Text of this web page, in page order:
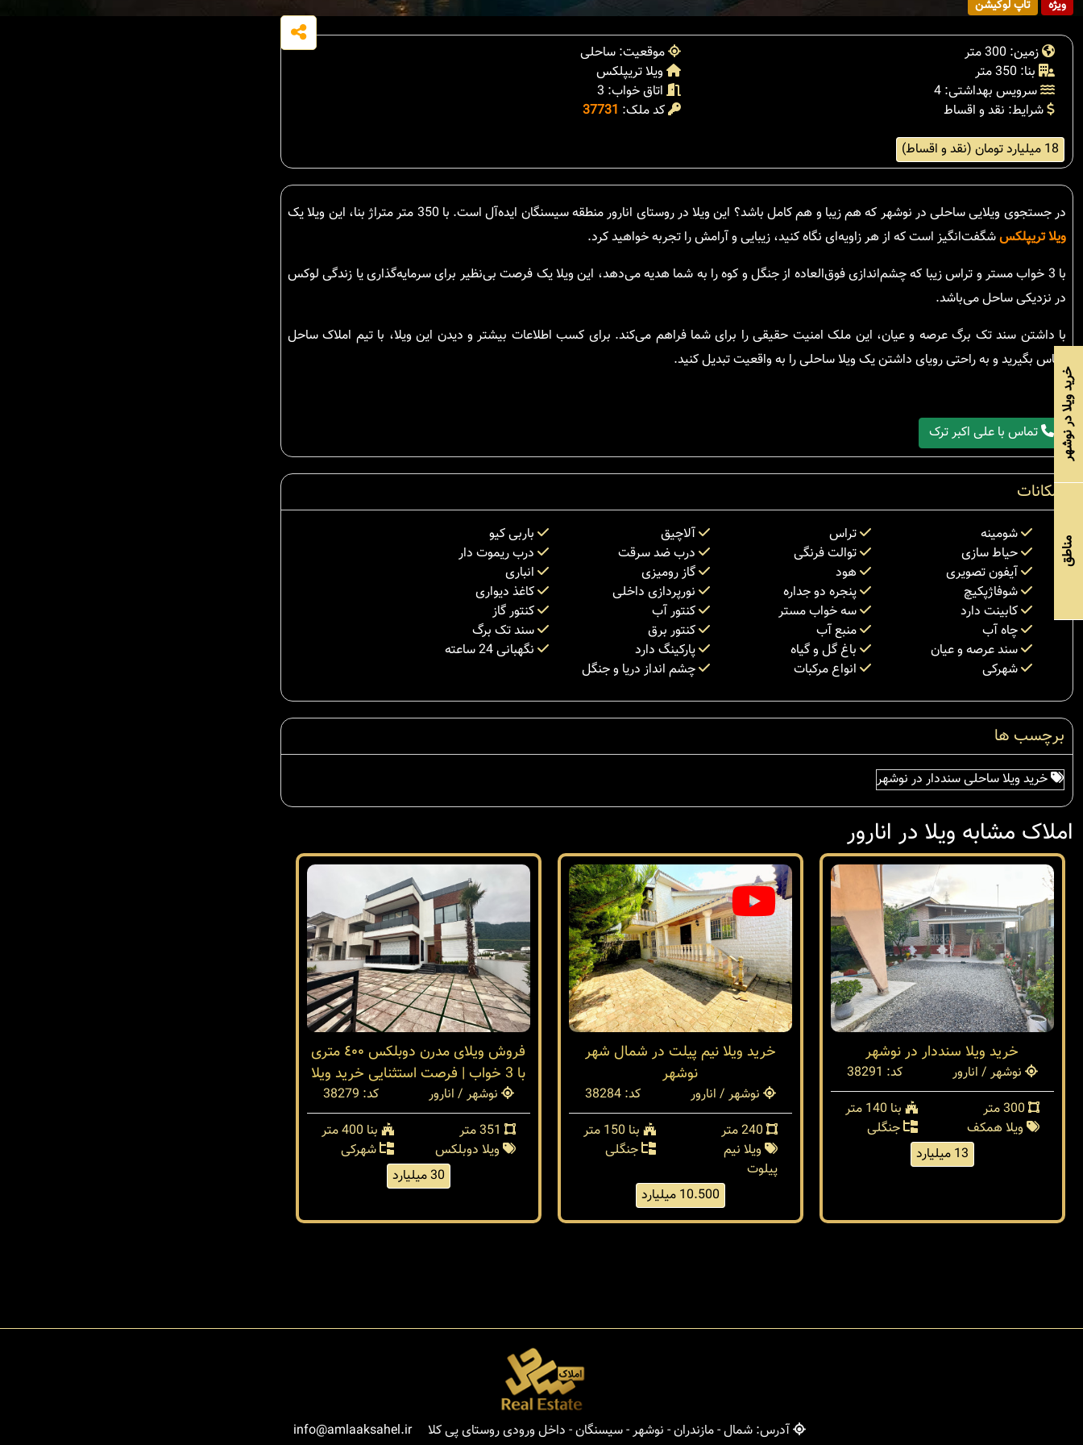
ویژه تاپ لوکیشن
زمین: 300 متر
موقعیت: ساحلی
بنا: 350 متر
ویلا تریپلکس
سرویس بهداشتی: 4
اتاق خواب: 3
شرایط: نقد و اقساط
کد ملک: 37731
18 میلیارد تومان (نقد و اقساط)
در جستجوی ویلایی ساحلی در نوشهر که هم زیبا و هم کامل باشد؟ این ویلا در روستای انارور منطقه سیسنگان ایده‌آل است. با 350 متر متراژ بنا، این ویلا یک
ویلا تریپلکسشگفت‌انگیز است که از هر زاویه‌ای نگاه کنید، زیبایی و آرامش را تجربه خواهید کرد.
با 3 خواب مستر و تراس زیبا که چشم‌اندازی فوق‌العاده از جنگل و کوه را به شما هدیه می‌دهد، این ویلا یک فرصت بی‌نظیر برای سرمایه‌گذاری یا زندگی لوکس
در نزدیکی ساحل می‌باشد.
با داشتن سند تک برگ عرصه و عیان، این ملک امنیت حقیقی را برای شما فراهم می‌کند. برای کسب اطلاعات بیشتر و دیدن این ویلا، با تیم املاک ساحل
تماس بگیرید و به راحتی رویای داشتن یک ویلا ساحلی را به واقعیت تبدیل کنید.
تماس با علی اکبر ترک
امکانات
شومینه تراس آلاچیق
باربی کیو
حیاط سازی
توالت فرنگی درب ضد سرقت
درب ریموت دار
آیفون تصویری
هود گاز رومیزی
انباری
شوفاژپکیچ
پنجره دو جداره نورپردازی داخلی
کاغذ دیواری
کابینت دارد
سه خواب مستر کنتور آب
کنتور گاز
چاه آب
منبع آب کنتور برق
سند تک برگ
سند عرصه و عیان
باغ گل و گیاه پارکینگ دارد
نگهبانی 24 ساعته
شهرکی
انواع مرکبات چشم انداز دریا و جنگل
برچسب ها
خرید ویلا ساحلی سنددار در نوشهر
املاک مشابه ویلا در انارور
خرید ویلا سنددار در نوشهر
نوشهر / انارور
کد: 38291
بنا 140 متر
ویلا همکف
جنگلی
13 میلیارد
خرید ویلا نیم پیلت در شمال شهر
نوشهر
نوشهر / انارور
کد: 38284
بنا 150 متر
ویلا نیم
پیلوت
جنگلی
10.500 میلیارد
فروش ویلای مدرن دوبلکس ٤٠٠ متری
با 3 خواب | فرصت استثنایی خرید ویلا
نوشهر / انارور
کد: 38279
بنا 400 متر
ویلا دوبلکس
شهرکی
30 میلیارد
آدرس: شمال - مازندران - نوشهر - سیسنگان - داخل ورودی روستای پی کلا info@amlaaksahel.ir
خرید ویلا در نوشهر
مناطق